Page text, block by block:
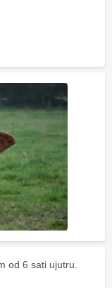
od 6 sati ujutru.